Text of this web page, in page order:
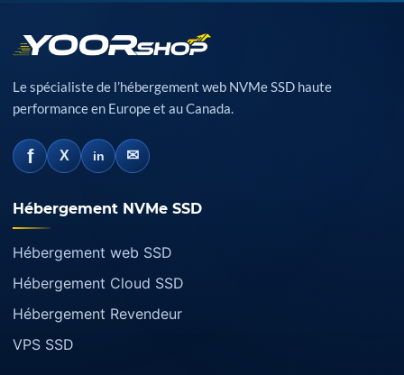
Le spécialiste de l’hébergement web NVMe SSD haute
performance en Europe et au Canada.
f X in ✉
Hébergement NVMe SSD
Hébergement web SSD
Hébergement Cloud SSD
Hébergement Revendeur
VPS SSD